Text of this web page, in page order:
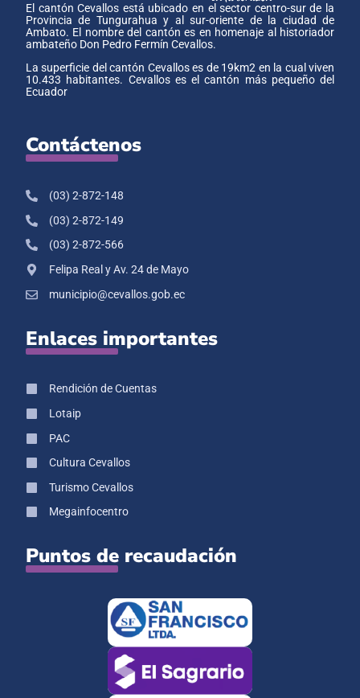
El cantón Cevallos está ubicado en el sector centro-sur de la
Provincia de Tungurahua y al sur-oriente de la ciudad de
Ambato. El nombre del cantón es en homenaje al historiador
ambateño Don Pedro Fermín Cevallos.
La superficie del cantón Cevallos es de 19km2 en la cual viven
10.433 habitantes. Cevallos es el cantón más pequeño del
Ecuador
Contáctenos
(03) 2-872-148
(03) 2-872-149
(03) 2-872-566
Felipa Real y Av. 24 de Mayo
municipio@cevallos.gob.ec
Enlaces importantes
Rendición de Cuentas
Lotaip
PAC
Cultura Cevallos
Turismo Cevallos
Megainfocentro
Puntos de recaudación